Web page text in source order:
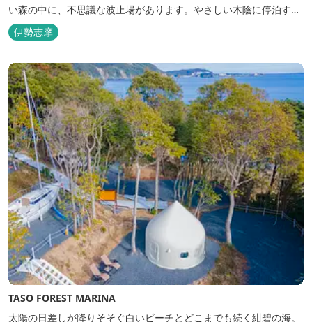
い森の中に、不思議な波止場があります。やさしい木陰に停泊する
のは3艇のヨット。日本初の森のマリーナです。 航海の気分高まる
インテリアは見た目からは想像できないほど広く、くつろぎの空
間。夏場でもエアコン完備で快適にお過ごしいただけます。甲板の
上に寝転んで夜空を見上げれば...
伊勢志摩
TASO FOREST MARINA
太陽の日差しが降りそそぐ白いビーチとどこまでも続く紺碧の海。